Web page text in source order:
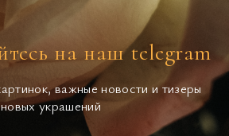
на наш telegram
важные новости и тизеры
новых украшений